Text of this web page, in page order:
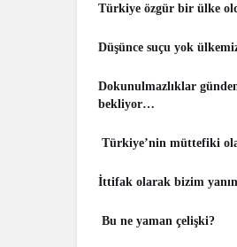
Türkiye özgür bir ülke
Düşünce suçu yok
Dokunulmazlıklar
bekliyor…
Türkiye’nin müttefiki
İttifak olarak bizim
Bu ne yaman çelişki?